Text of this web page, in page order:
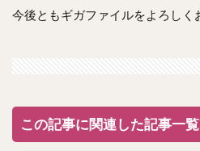
今後ともギガファイルをよろしく
この記事に関連した記事一覧